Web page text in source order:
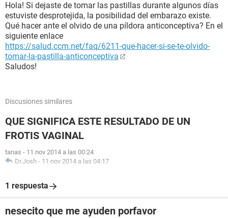
Hola! Si dejaste de tomar las pastillas durante algunos días
estuviste desprotejida, la posibilidad del embarazo existe.
Qué hacer ante el olvido de una píldora anticonceptiva? En el
siguiente enlace
https://salud.ccm.net/faq/6211-que-hacer-si-se-te-olvido-
tomar-la-pastilla-anticonceptiva
Saludos!
Discusiones similares
QUE SIGNIFICA ESTE RESULTADO DE UN
FROTIS VAGINAL
tanas - 11 nov 2014 a las 00:24
Dr.Josh - 11 nov 2014 a las 04:17
1 respuesta
nesecito que me ayuden porfavor